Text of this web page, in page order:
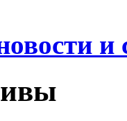
и